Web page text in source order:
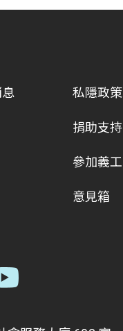
私隱政策
捐助支持
參加義工
意見箱